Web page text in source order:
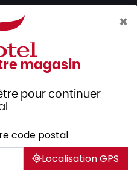
et retrait 2h en magasin
:151
×
magasin
pour continuer
code postal
Localisation GPS